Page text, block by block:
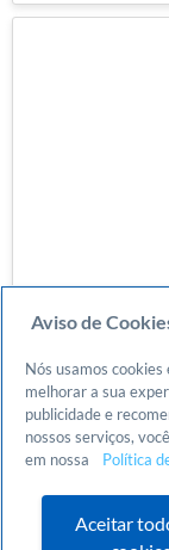
Aviso de
Nós usamos
melhorar a sua
publicidade e
nossos serviços,
em nossa
Política
Aceitar